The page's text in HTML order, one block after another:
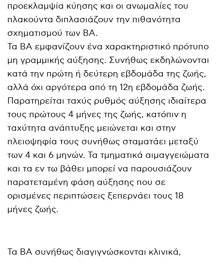
προεκλαμψία κύησης και οι ανωμαλίες του
πλακούντα διπλασιάζουν την πιθανότητα
σχηματισμού των ΒΑ.
Τα ΒΑ εμφανίζουν ένα χαρακτηριστικό πρότυπο
μη γραμμικής αύξησης. Συνήθως εκδηλώνονται
κατά την πρώτη ή δεύτερη εβδομάδα της ζωής,
αλλά όχι αργότερα από τη 12η εβδομάδα ζωής.
Παρατηρείται ταχύς ρυθμός αύξησης ιδιαίτερα
τους πρώτους 4 μήνες της ζωής, κατόπιν η
ταχύτητα ανάπτυξης μειώνεται και στην
πλειοψηφία τους συνήθως σταματάει μεταξύ
των 4 και 6 μηνών. Τα τμηματικά αιμαγγειώματα
και τα εν τω βάθει μπορεί να παρουσιάζουν
παρατεταμένη φάση αύξησης που σε
ορισμένες περιπτώσεις ξεπερνάει τους 18
μήνες ζωής.
Τα ΒΑ συνήθως διαγιγνώσκονται κλινικά,